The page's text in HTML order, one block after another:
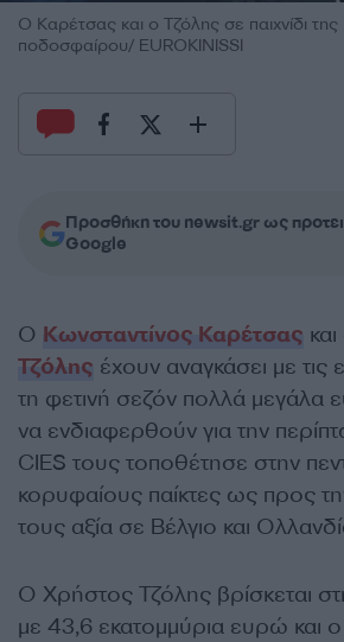
Ο Καρέτσας και ο Τζόλης σε παιχνίδι της
ποδοσφαίρου/ EUROKINISSI
Προσθήκη του newsit.gr ως
Google
Ο Κωνσταντίνος Καρέτσας
Τζόλης έχουν αναγκάσει με τις
τη φετινή σεζόν πολλά μεγάλα
να ενδιαφερθούν για την
CIES τους τοποθέτησε στην
κορυφαίους παίκτες ως προς
τους αξία σε Βέλγιο και
Ο Χρήστος Τζόλης βρίσκεται
με 43,6 εκατομμύρια ευρώ και